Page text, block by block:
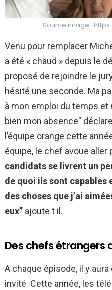
Source image :
Venu pour remplacer
a été « chaud » depuis le
proposé de rejoindre le
hésité une seconde. Ma
à mon emploi du temps
bien mon absence”
l’équipe orange cette
équipe, le chef avoue aller
candidats se livrent un
de quoi ils sont capables
des choses que j’ai
eux” ajoute t il.
Des chefs étrangers
A chaque épisode, il y
invité. Cette année, les